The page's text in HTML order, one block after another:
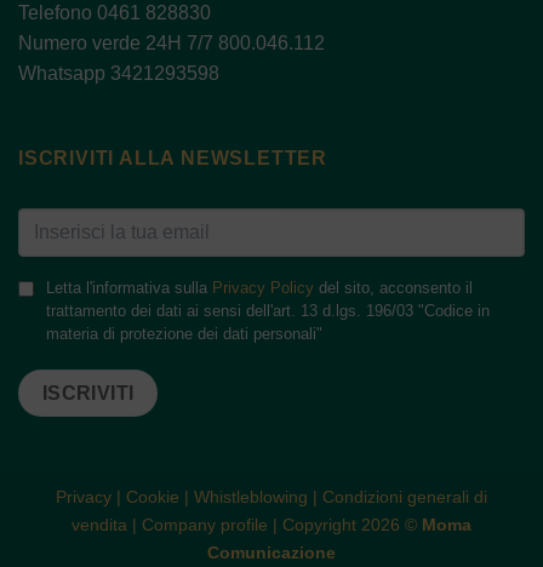
Telefono 0461 828830
Numero verde 24H 7/7 800.046.112
Whatsapp 3421293598
ISCRIVITI ALLA NEWSLETTER
Letta l'informativa sulla Privacy Policy del sito, acconsento il
trattamento dei dati ai sensi dell'art. 13 d.lgs. 196/03 "Codice in
materia di protezione dei dati personali"
ISCRIVITI
Privacy | Cookie | Whistleblowing | Condizioni generali di
vendita | Company profile | Copyright 2026 © Moma
Comunicazione